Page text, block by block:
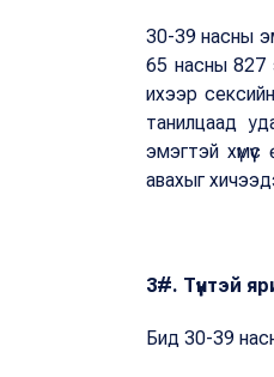
30-39 насны
65 насны 827
ихээр
танилцаад
эмэгтэй
авахыг
3#. Түүнтэй
Бид 30-39